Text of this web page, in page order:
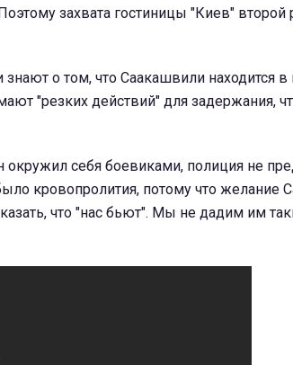
захвата гостиницы "Киев" второй
знают о том, что Саакашвили находится в
"резких действий" для задержания,
окружил себя боевиками, полиция не
кровопролития, потому что желание
что "нас бьют". Мы не дадим им